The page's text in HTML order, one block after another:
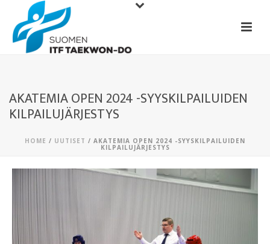
AKATEMIA OPEN 2024 -SYYSKILPAILUIDEN
KILPAILUJÄRJESTYS
HOME / UUTISET / AKATEMIA OPEN 2024 -SYYSKILPAILUIDEN
KILPAILUJÄRJESTYS